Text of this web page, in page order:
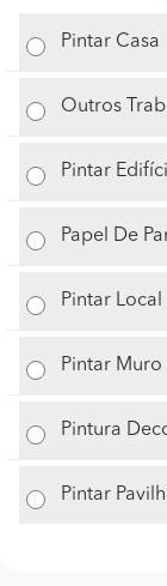
Pintar Casa
Outros
Pintar
Papel De
Pintar
Pintar Muro
Pintura
Pintar